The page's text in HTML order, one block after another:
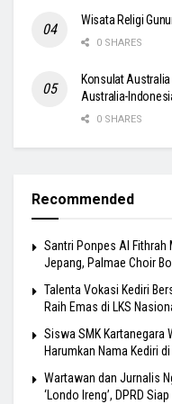
Wisata Religi
0 SHARES
Konsulat
Australia-
0 SHARES
Recommended
Santri Ponpes Al Fithrah
Jepang, Palmae Choir
Talenta Vokasi Kediri
Raih Emas di LKS
Siswa SMK Kartanegara
Harumkan Nama Kediri
Wartawan dan Jurnalis
‘Londo Ireng’, DPRD